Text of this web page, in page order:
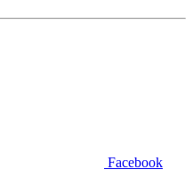
Facebook